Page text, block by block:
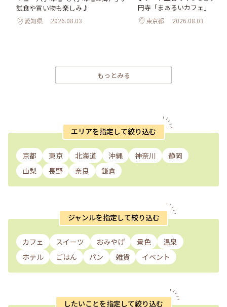
試食や買い物も楽しみ♪
愛知県 2026.08.03
円寺「まぁるいカフェ」
東京都 2026.08.03
もっとみる
エリアを指定して絞り込む
京都 東京 北海道 沖縄 神奈川
静岡
山梨
長野 奈良 鎌倉
ジャンルを指定して絞り込む
カフェ スイーツ おみやげ 景色
温泉
ホテル
ごはん パン 雑貨 イベント
したいことを指定して絞り込む